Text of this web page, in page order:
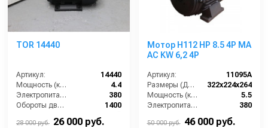
TOR 14440
Артикул:
14440
Мощность (кВт):
4.4
Электропитание (В):
380
Обороты двигателя (об/мин):
1400
28 000 руб. 26 000 руб.
Мотор H112 HP 8.5 4P MA
AC KW 6,2 4P
Артикул:
11095A
Размеры (ДхШхВ):
322х224х264
Мощность (кВт):
5.5
Электропитание (В):
380
50 000 руб. 46 000 руб.